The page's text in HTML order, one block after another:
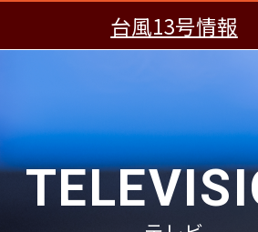
台風13号情報